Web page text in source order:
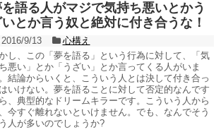
語る人がマジで気持ち悪いとかう
いとか言う奴と絶対に付き合うな！
2016/9/13
心構え
し、この「夢を語る」という行為に対して、「気
悪い」とか「うざい」とか言ってくる人がいま
結論からいくと、こういう人とは決して付き合っ
いけない。夢を語ることに対して否定的なんです
、典型的なドリームキラーです。こういう人から
今すぐ離れないといけません。でも、なんでそう
人が多いのでしょうか?